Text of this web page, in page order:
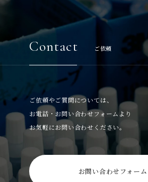
Contact ご依頼
ご依頼やご質問については、
お電話・お問い合わせフォームより
お気軽にお問い合わせください。
お問い合わせフォーム